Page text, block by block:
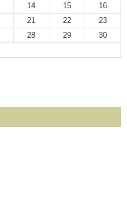
14 15
16
21 22
23
28 29
30